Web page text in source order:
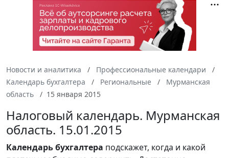
Новости и аналитика
Профессиональные календари
Календарь бухгалтера
Региональные
Мурманская
область
15 января 2015
Налоговый календарь. Мурманская
область. 15.01.2015
Календарьбухгалтера подскажет, когда и какой